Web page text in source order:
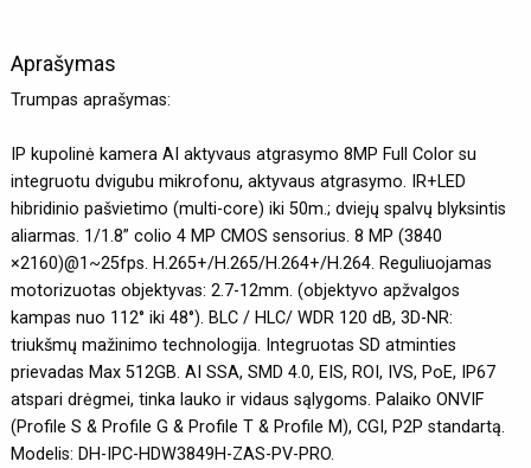
Aprašymas
Trumpas aprašymas:
IP kupolinė kamera AI aktyvaus atgrasymo 8MP Full Color su
integruotu dvigubu mikrofonu, aktyvaus atgrasymo. IR+LED
hibridinio pašvietimo (multi-core) iki 50m.; dviejų spalvų blyksintis
aliarmas. 1/1.8” colio 4 MP CMOS sensorius. 8 MP (3840
×2160)@1~25fps. H.265+/H.265/H.264+/H.264. Reguliuojamas
motorizuotas objektyvas: 2.7-12mm. (objektyvo apžvalgos
kampas nuo 112° iki 48°). BLC / HLC/ WDR 120 dB, 3D-NR:
triukšmų mažinimo technologija. Integruotas SD atminties
prievadas Max 512GB. AI SSA, SMD 4.0, EIS, ROI, IVS, PoE, IP67
atspari drėgmei, tinka lauko ir vidaus sąlygoms. Palaiko ONVIF
(Profile S & Profile G & Profile T & Profile M), CGI, P2P standartą.
Modelis: DH-IPC-HDW3849H-ZAS-PV-PRO.